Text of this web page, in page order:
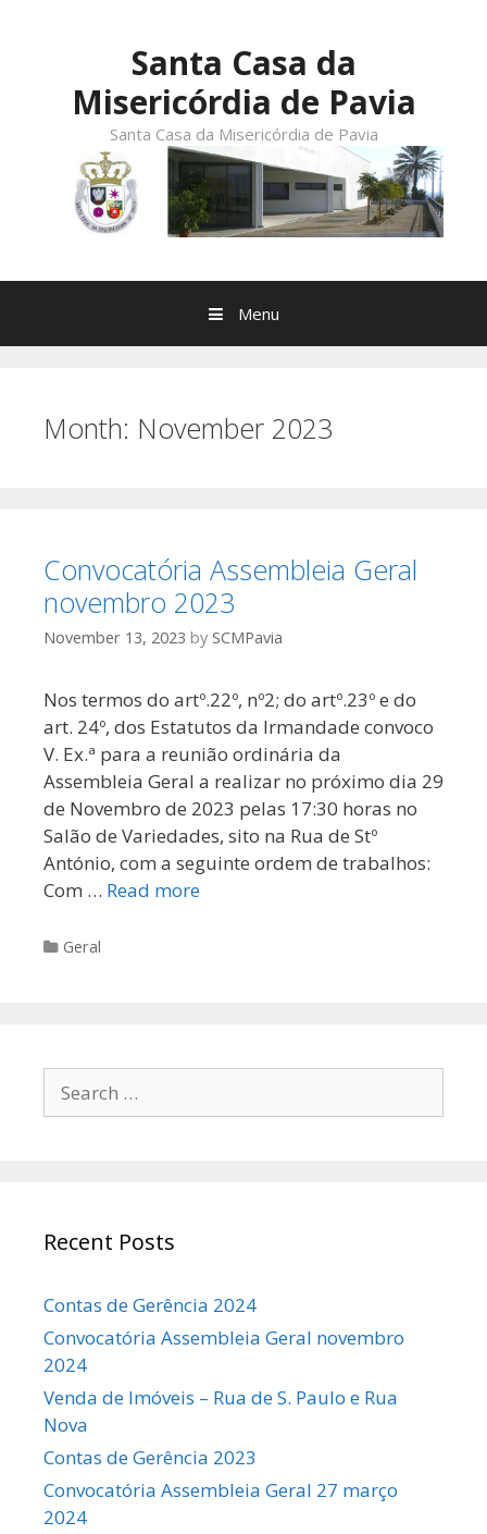
Santa Casa da
Misericórdia de Pavia
Santa Casa da Misericórdia de Pavia
Menu
Month: November 2023
Convocatória Assembleia Geral
novembro 2023
November 13, 2023 by SCMPavia
Nos termos do artº.22º, nº2; do artº.23º e do
art. 24º, dos Estatutos da Irmandade convoco
V. Ex.ª para a reunião ordinária da
Assembleia Geral a realizar no próximo dia 29
de Novembro de 2023 pelas 17:30 horas no
Salão de Variedades, sito na Rua de Stº
António, com a seguinte ordem de trabalhos:
Com … Read more
Categories
Geral
Search
for:
Recent Posts
Contas de Gerência 2024
Convocatória Assembleia Geral novembro
2024
Venda de Imóveis – Rua de S. Paulo e Rua
Nova
Contas de Gerência 2023
Convocatória Assembleia Geral 27 março
2024